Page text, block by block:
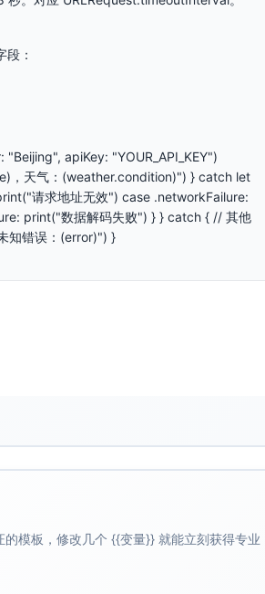
：
apiKey: "YOUR_API_KEY")
，天气：(weather.condition)") } catch let
请求地址无效") case .networkFailure:
print("数据解码失败") } } catch { // 其他
知错误：(error)") }
范围内时抛出（包含
的系统错误（如 URLError.timedOut、
JSON 字段与 Weather 结构体属性名称
也会因状态码不在 2xx 而被视为网络失败。
文中使用；如需更新 UI，请在主线程/主
模板，修改几个 {{变量}} 就能立刻获得专业